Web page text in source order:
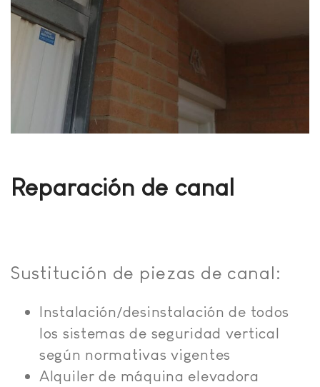
Reparación de canal
Sustitución de piezas de canal:
Instalación/desinstalación de todos
los sistemas de seguridad vertical
según normativas vigentes
Alquiler de máquina elevadora